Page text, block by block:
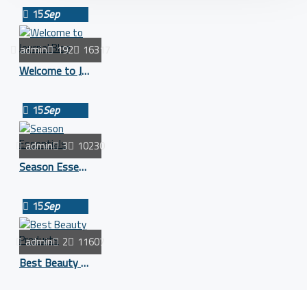
15Sep
admin 192 16317
Welcome to Journal Blog
15Sep
admin 3 10230
Season Essentials
15Sep
admin 2 11607
Best Beauty Products